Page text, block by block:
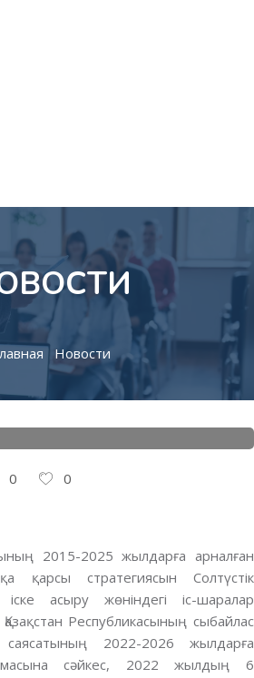
Новости
0 0
2015-2025 жылдарға арналған
қарсы стратегиясын Солтүстік
іске асыру жөніндегі іс-шаралар
Республикасының сыбайлас
2022-2026 жылдарға
сәйкес, 2022 жылдың 6